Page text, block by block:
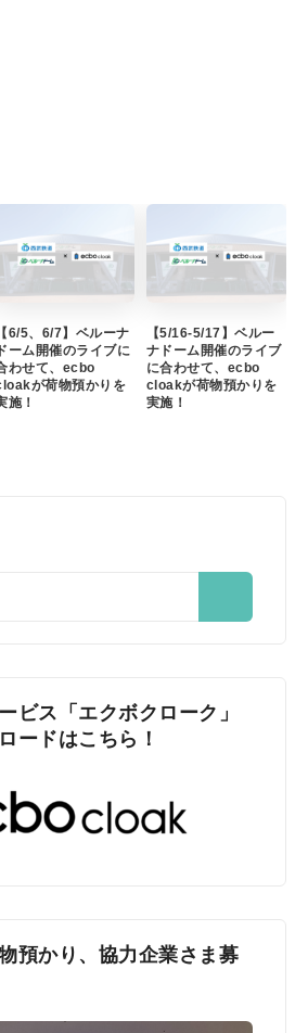
【6/5、6/7】ベルーナ
ドーム開催のライブに
わせて、ecbo
が荷物預かりを
施！
【5/16-5/17】ベルー
ナドーム開催のライブ
に合わせて、ecbo
cloakが荷物預かりを
実施！
ビス「エクボクローク」
ードはこちら！
預かり、協力企業さま募